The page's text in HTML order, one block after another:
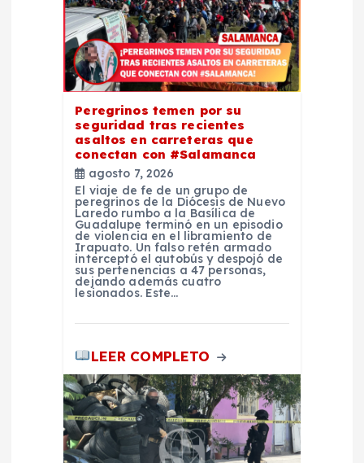
Peregrinos temen por su
seguridad tras recientes
asaltos en carreteras que
conectan con #Salamanca
agosto 7, 2026
El viaje de fe de un grupo de
peregrinos de la Diócesis de Nuevo
Laredo rumbo a la Basílica de
Guadalupe terminó en un episodio
de violencia en el libramiento de
Irapuato. Un falso retén armado
interceptó el autobús y despojó de
sus pertenencias a 47 personas,
dejando además cuatro
lesionados. Este…
LEER COMPLETO